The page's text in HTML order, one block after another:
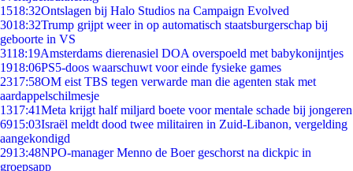
1518:32Ontslagen bij Halo Studios na Campaign Evolved
3018:32Trump grijpt weer in op automatisch staatsburgerschap bij
geboorte in VS
3118:19Amsterdams dierenasiel DOA overspoeld met babykonijntjes
1918:06PS5-doos waarschuwt voor einde fysieke games
2317:58OM eist TBS tegen verwarde man die agenten stak met
aardappelschilmesje
1317:41Meta krijgt half miljard boete voor mentale schade bij jongeren
6915:03Israël meldt dood twee militairen in Zuid-Libanon, vergelding
aangekondigd
2913:48NPO-manager Menno de Boer geschorst na dickpic in
groepsapp